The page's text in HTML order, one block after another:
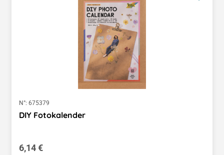
N°: 675379
DIY Fotokalender
Regulärer Preis:
6,14 €